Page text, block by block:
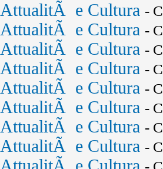
e Cultura -
e Cultura -
e Cultura -
e Cultura -
e Cultura -
e Cultura -
e Cultura -
e Cultura -